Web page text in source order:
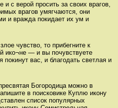
и с верой просить за своих врагов,
врагов умягчаются, они
и вражда покидает их ум и
чувство, то прибегните к
ико¬не — и вы почувствуете
вас, и благодать светлая и
Богородица можно в
в поисковике Куплю икону
список популярных